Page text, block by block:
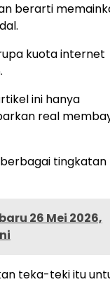
berarti
kuota internet
ini hanya
real
tingkatan
26 Mei 2026,
teka-teki itu